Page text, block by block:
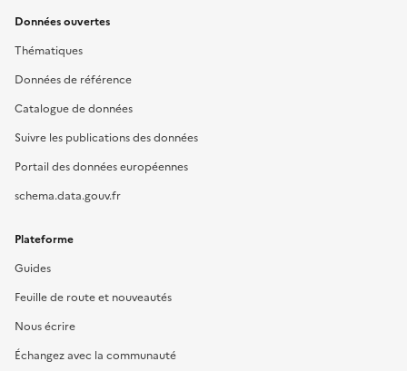
Données ouvertes
Thématiques
Données de référence
Catalogue de données
Suivre les publications des données
Portail des données européennes
schema.data.gouv.fr
Plateforme
Guides
Feuille de route et nouveautés
Nous écrire
Échangez avec la communauté